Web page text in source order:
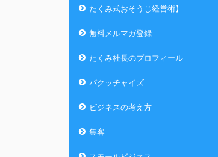
たくみ式おそうじ経営術】
無料メルマガ登録
たくみ社長のプロフィール
パクッチャイズ
ビジネスの考え方
集客